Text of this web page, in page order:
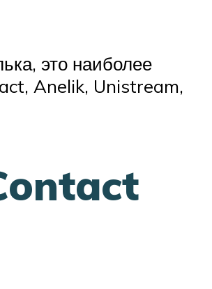
это наиболее
Anelik, Unistream,